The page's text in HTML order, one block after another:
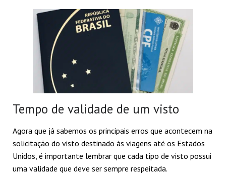
Tempo de validade de um visto
Agora que já sabemos os principais erros que acontecem na
solicitação do visto destinado às viagens até os Estados
Unidos, é importante lembrar que cada tipo de visto possui
uma validade que deve ser sempre respeitada.